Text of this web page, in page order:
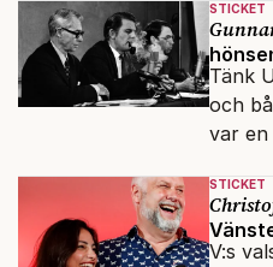
STICKET
Tänk
och
var
STICKET
V:s